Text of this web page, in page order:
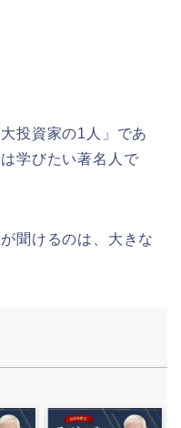
投資家の1人」であ
学びたい著名人で
聞けるのは、大きな